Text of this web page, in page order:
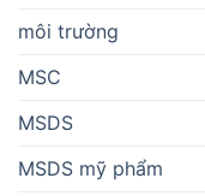
môi trường
MSC
MSDS
MSDS mỹ phẩm